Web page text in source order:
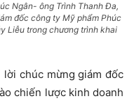
Ngân- ông Trình Thanh Đa,
đốc công ty Mỹ phẩm Phúc
Liễu trong chương trình khai
lời chúc mừng giám đốc
chiến lược kinh doanh